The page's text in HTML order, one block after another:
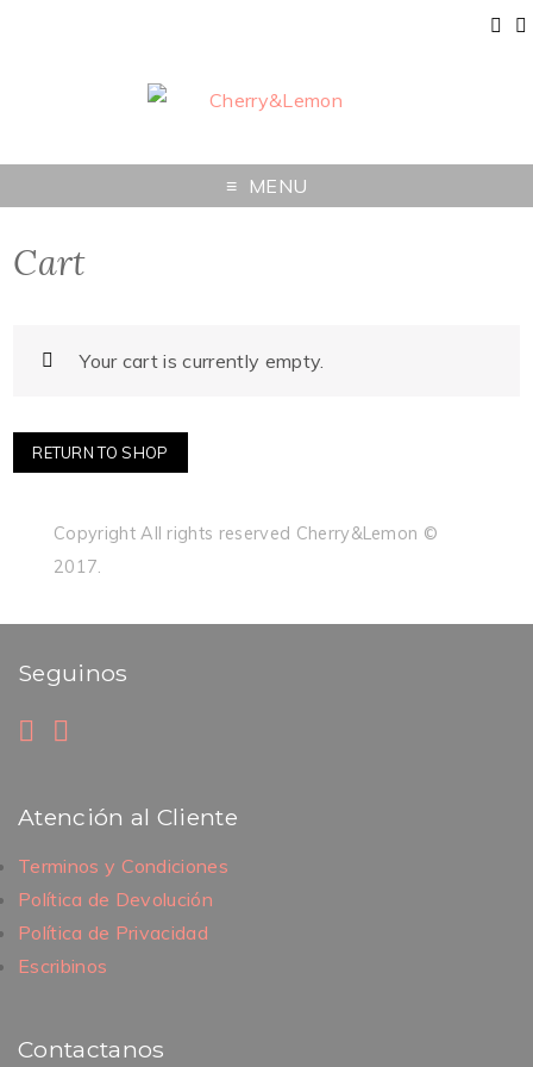
MENU
Cart
Your cart is currently empty.
RETURN TO SHOP
Copyright All rights reserved Cherry&Lemon ©
2017.
Seguinos
Atención al Cliente
Terminos y Condiciones
Política de Devolución
Política de Privacidad
Escribinos
Contactanos